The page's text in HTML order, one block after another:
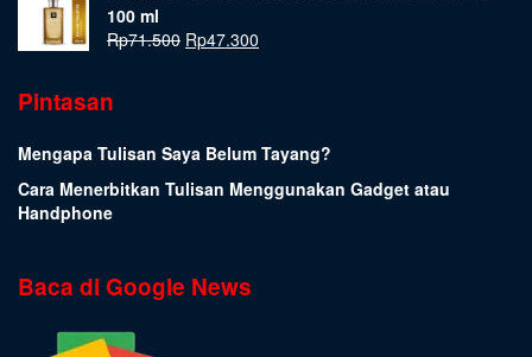
100 ml
Rp71.500 Rp47.300
Pintasan
Mengapa Tulisan Saya Belum Tayang?
Cara Menerbitkan Tulisan Menggunakan Gadget atau
Handphone
Baca di Google News